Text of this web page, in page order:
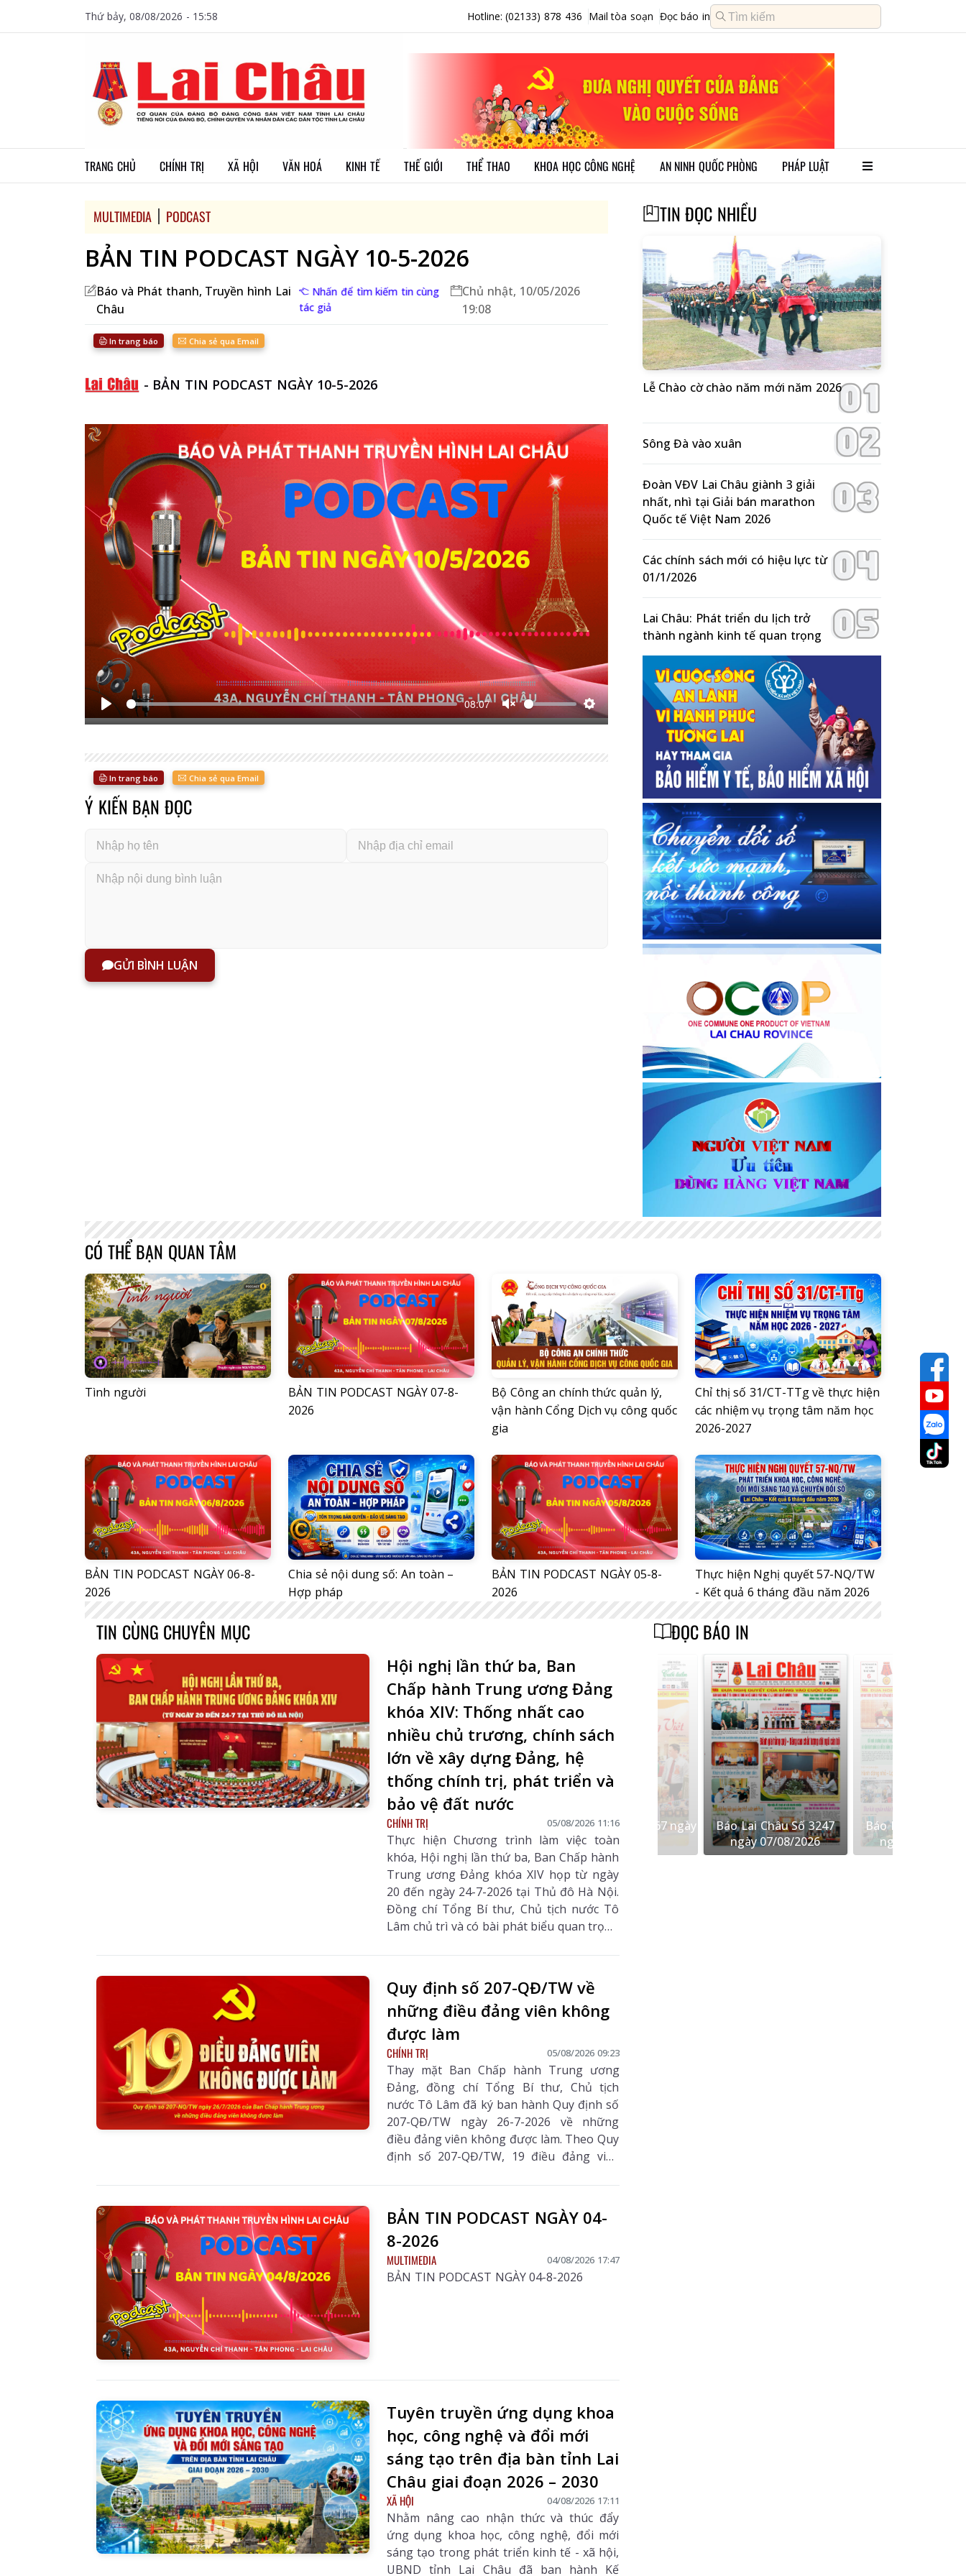
Thứ bảy, 08/08/2026 - 15:58 Hotline: (02133) 878 436 Mail tòa soạn Đọc báo in
TRANG CHỦ CHÍNH TRỊ XÃ HỘI VĂN HOÁ KINH TẾ THẾ GIỚI THỂ THAO KHOA HỌC CÔNG NGHỆ AN NINH QUỐC PHÒNG PHÁP LUẬT
MULTIMEDIA PODCAST
BẢN TIN PODCAST NGÀY 10-5-2026
Báo và Phát thanh, Truyền hình Lai
Châu
Nhấn để tìm kiếm tin cùng
tác giả
Chủ nhật, 10/05/2026
19:08
In trang báo Chia sẻ qua Email
- BẢN TIN PODCAST NGÀY 10-5-2026
Bắt
08:07
Unmute
Thiết
In trang báo Chia sẻ qua Email
Ý KIẾN BẠN ĐỌC
GỬI BÌNH LUẬN
TIN ĐỌC NHIỀU
Lễ Chào cờ chào năm mới năm 2026
Sông Đà vào xuân
Đoàn VĐV Lai Châu giành 3 giải
nhất, nhì tại Giải bán marathon
Quốc tế Việt Nam 2026
Các chính sách mới có hiệu lực từ
01/1/2026
Lai Châu: Phát triển du lịch trở
thành ngành kinh tế quan trọng
CÓ THỂ BẠN QUAN TÂM
Tình người
BẢN TIN PODCAST NGÀY 07-8-
2026
Bộ Công an chính thức quản lý,
vận hành Cổng Dịch vụ công quốc
gia
Chỉ thị số 31/CT-TTg về thực hiện
các nhiệm vụ trọng tâm năm học
2026-2027
BẢN TIN PODCAST NGÀY 06-8-
2026
Chia sẻ nội dung số: An toàn –
Hợp pháp
BẢN TIN PODCAST NGÀY 05-8-
2026
Thực hiện Nghị quyết 57-NQ/TW
- Kết quả 6 tháng đầu năm 2026
TIN CÙNG CHUYÊN MỤC
Hội nghị lần thứ ba, Ban
Chấp hành Trung ương Đảng
khóa XIV: Thống nhất cao
nhiều chủ trương, chính sách
lớn về xây dựng Đảng, hệ
thống chính trị, phát triển và
bảo vệ đất nước
CHÍNH TRỊ 05/08/2026 11:16
Thực hiện Chương trình làm việc toàn
khóa, Hội nghị lần thứ ba, Ban Chấp hành
Trung ương Đảng khóa XIV họp từ ngày
20 đến ngày 24-7-2026 tại Thủ đô Hà Nội.
Đồng chí Tổng Bí thư, Chủ tịch nước Tô
Lâm chủ trì và có bài phát biểu quan trọng
sau khi xem xét, thảo luận các tờ trình,
báo cáo của Bộ Chính trị, Ban Chấp hành
Trung ương đã thống nhất cao nhiều chủ
trương, chính sách lớn về xây dựng Đảng,
hệ thống chính trị, phát triển và bảo vệ
đất nước.
Quy định số 207-QĐ/TW về
những điều đảng viên không
được làm
CHÍNH TRỊ 05/08/2026 09:23
Thay mặt Ban Chấp hành Trung ương
Đảng, đồng chí Tổng Bí thư, Chủ tịch
nước Tô Lâm đã ký ban hành Quy định số
207-QĐ/TW ngày 26-7-2026 về những
điều đảng viên không được làm. Theo Quy
định số 207-QĐ/TW, 19 điều đảng viên
BẢN TIN PODCAST NGÀY 04-
8-2026
MULTIMEDIA 04/08/2026 17:47
BẢN TIN PODCAST NGÀY 04-8-2026
Tuyên truyền ứng dụng khoa
học, công nghệ và đổi mới
sáng tạo trên địa bàn tỉnh Lai
Châu giai đoạn 2026 – 2030
XÃ HỘI 04/08/2026 17:11
Nhằm nâng cao nhận thức và thúc đẩy
ứng dụng khoa học, công nghệ, đổi mới
sáng tạo trong phát triển kinh tế - xã hội,
UBND tỉnh Lai Châu đã ban hành Kế
ĐỌC BÁO IN
Báo Lai Châu Số 567 ngày
08/08/2026
Báo Lai Châu Số 3247
ngày 07/08/2026
Báo Lai Châu Số 3246
ngày 06/08/2026
Báo Lai Châu Số
ngày 05/08/